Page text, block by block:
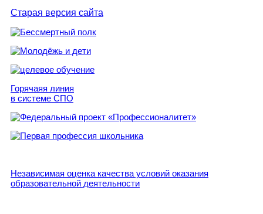
Старая версия сайта
Горячаяя линия
в системе СПО
Независимая оценка качества условий оказания
образовательной деятельности